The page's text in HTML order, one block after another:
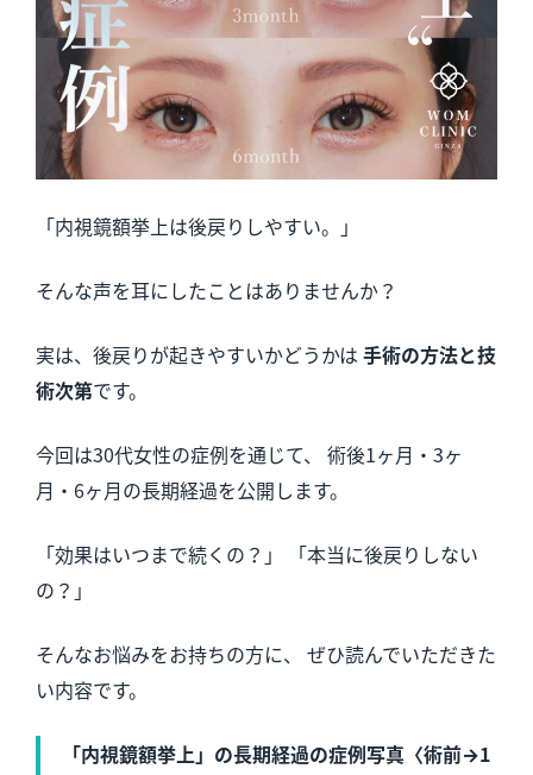
「内視鏡額挙上は後戻りしやすい。」
そんな声を耳にしたことはありませんか？
実は、後戻りが起きやすいかどうかは 手術の方法と技
術次第です。
今回は30代女性の症例を通じて、 術後1ヶ月・3ヶ
月・6ヶ月の長期経過を公開します。
「効果はいつまで続くの？」 「本当に後戻りしない
の？」
そんなお悩みをお持ちの方に、 ぜひ読んでいただきた
い内容です。
「内視鏡額挙上」の長期経過の症例写真〈術前→1